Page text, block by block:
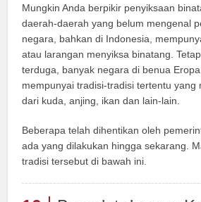
Mungkin Anda berpikir penyiksaan
daerah-daerah yang belum mengenal
negara, bahkan di Indonesia,
atau larangan menyiksa binatang.
terduga, banyak negara di benua
mempunyai tradisi-tradisi tertentu yang
dari kuda, anjing, ikan dan lain-lain.
Beberapa telah dihentikan oleh
ada yang dilakukan hingga sekarang.
tradisi tersebut di bawah ini.